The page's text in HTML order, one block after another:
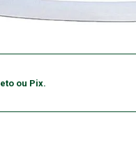
ou Pix.